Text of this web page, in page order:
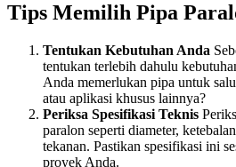
Tips Memilih Pipa
Tentukan Kebutuhan Anda
tentukan terlebih dahulu
Anda memerlukan pipa untuk
atau aplikasi khusus lainnya?
Periksa Spesifikasi Teknis
paralon seperti diameter,
tekanan. Pastikan spesifikasi ini
proyek Anda.